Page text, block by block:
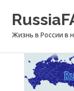
Жизнь в России в